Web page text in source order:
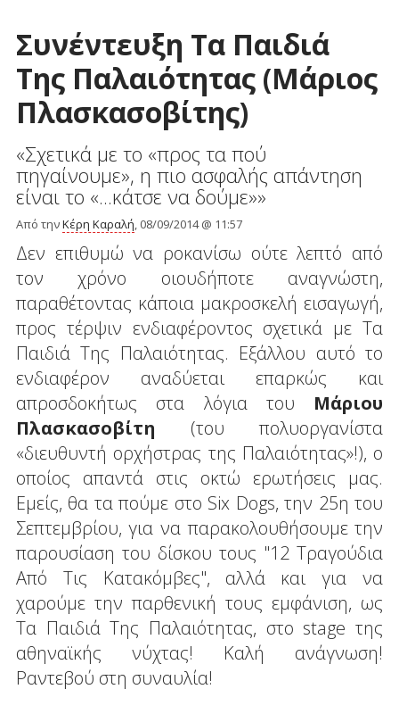
Συνέντευξη Τα Παιδιά
Της Παλαιότητας (Μάριος
Πλασκασοβίτης)
«Σχετικά με το «προς τα πού
πηγαίνουμε», η πιο ασφαλής απάντηση
είναι το «...κάτσε να δούμε»»
Από τηνΚέρη Καραλή, 08/09/2014 @ 11:57
Δεν επιθυμώ να ροκανίσω ούτε λεπτό από
τον χρόνο οιουδήποτε αναγνώστη,
παραθέτοντας κάποια μακροσκελή εισαγωγή,
προς τέρψιν ενδιαφέροντος σχετικά με Τα
Παιδιά Της Παλαιότητας. Εξάλλου αυτό το
ενδιαφέρον αναδύεται επαρκώς και
απροσδοκήτως στα λόγια του Μάριου
Πλασκασοβίτη (του πολυοργανίστα
«διευθυντή ορχήστρας της Παλαιότητας»!), ο
οποίος απαντά στις οκτώ ερωτήσεις μας.
Εμείς, θα τα πούμε στο Six Dogs, την 25η του
Σεπτεμβρίου, για να παρακολουθήσουμε την
παρουσίαση του δίσκου τους "12 Τραγούδια
Από Τις Κατακόμβες", αλλά και για να
χαρούμε την παρθενική τους εμφάνιση, ως
Τα Παιδιά Της Παλαιότητας, στο stage της
αθηναϊκής νύχτας! Καλή ανάγνωση!
Ραντεβού στη συναυλία!